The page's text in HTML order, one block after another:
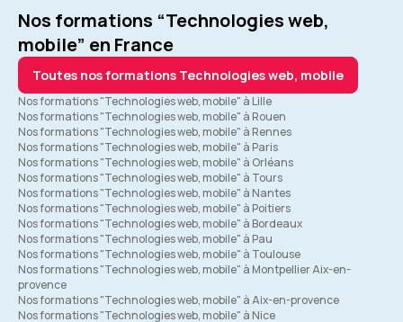
Nos formations “Technologies web,
mobile” en France
Toutes nos formations Technologies web, mobile
Nos formations "Technologies web, mobile" à Lille
Nos formations "Technologies web, mobile" à Rouen
Nos formations "Technologies web, mobile" à Rennes
Nos formations "Technologies web, mobile" à Paris
Nos formations "Technologies web, mobile" à Orléans
Nos formations "Technologies web, mobile" à Tours
Nos formations "Technologies web, mobile" à Nantes
Nos formations "Technologies web, mobile" à Poitiers
Nos formations "Technologies web, mobile" à Bordeaux
Nos formations "Technologies web, mobile" à Pau
Nos formations "Technologies web, mobile" à Toulouse
Nos formations "Technologies web, mobile" à Montpellier Aix-en-
provence
Nos formations "Technologies web, mobile" à Aix-en-provence
Nos formations "Technologies web, mobile" à Nice